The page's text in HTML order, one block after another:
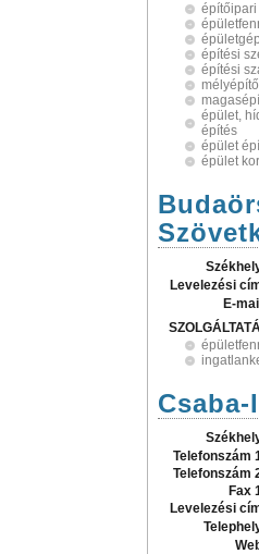
építési
építési
épület,
építés
épület
épület
Levelezési
E-
Telefonszám
Telefonszám
Fax
Levelezési